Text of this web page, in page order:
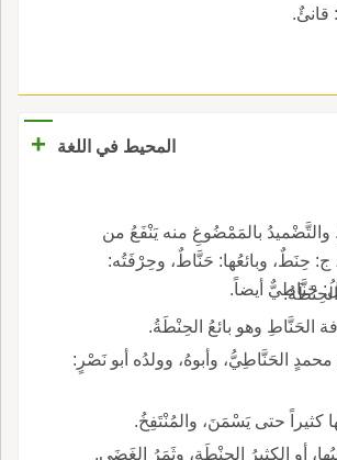
قانئٌ.
المحيط في اللغة
+
والتَّضْميدُ بالمَمْضُوغِ منه يَنْفَعُ من
حِنَطٌ، وبائعُها: حَنَّاطٌ، وحِرْفَتُه:
حَنَّاطيٌّ أيضاً.
الحَنَّاطِ وهو بائعُ الحِنْطَةُ.
الحَنَّاطِيُّ، وأبوهُ، وولدُه أبو نَصْرٍ:
كثيراً حتى يَسْمَنَ، والمُنْتَفِخُ.
أو الكثيرُ الحِنْطَةِ، وثَمَرُ الغَضَى.